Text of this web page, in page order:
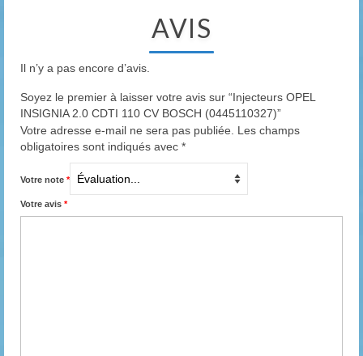
AVIS
Il n’y a pas encore d’avis.
Soyez le premier à laisser votre avis sur “Injecteurs OPEL
INSIGNIA 2.0 CDTI 110 CV BOSCH (0445110327)”
Votre adresse e-mail ne sera pas publiée.
Les champs
obligatoires sont indiqués avec *
Votre note *
Votre avis *